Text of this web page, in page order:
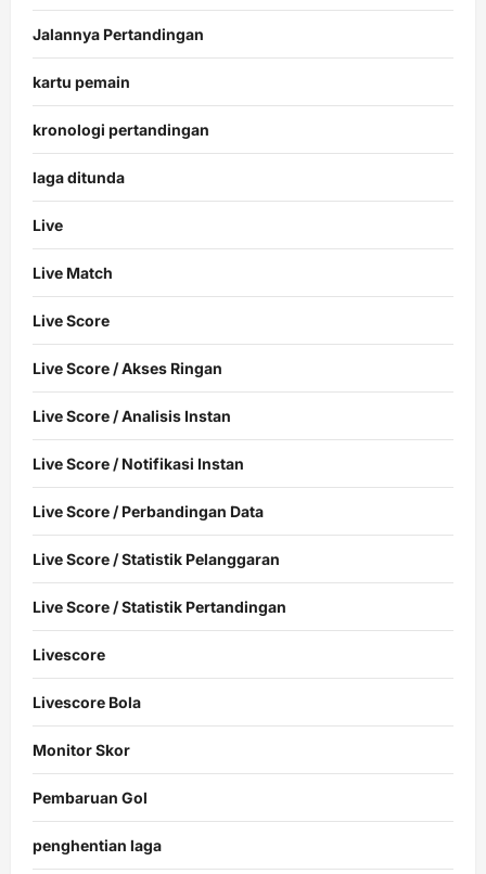
Jalannya Pertandingan
kartu pemain
kronologi pertandingan
laga ditunda
Live
Live Match
Live Score
Live Score / Akses Ringan
Live Score / Analisis Instan
Live Score / Notifikasi Instan
Live Score / Perbandingan Data
Live Score / Statistik Pelanggaran
Live Score / Statistik Pertandingan
Livescore
Livescore Bola
Monitor Skor
Pembaruan Gol
penghentian laga